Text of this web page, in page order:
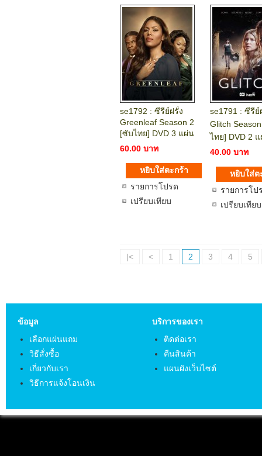
se1792 : ซีรีย์ฝรั่ง
Greenleaf Season 2
[ซับไทย] DVD 3 แผ่น
60.00 บาท
รายการโปรด
เปรียบเทียบ
se1791 : ซีรีย์
Glitch
ไทย] DVD 2
40.00 บาท
รายการโป
เปรียบเทียบ
|< < 1 2 3 4 5
ข้อมูล
เลือกแผ่นแถม
วิธีสั่งซื้อ
เกี่ยวกับเรา
วิธีการแจ้งโอนเงิน
บริการของเรา
ติดต่อเรา
คืนสินค้า
แผนผังเว็บไซต์